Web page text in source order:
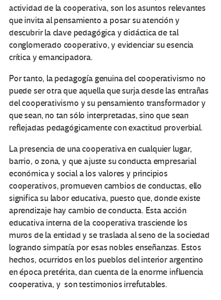
actividad de la cooperativa, son los asuntos relevantes
que invita al pensamiento a posar su atención y
descubrir la clave pedagógica y didáctica de tal
conglomerado cooperativo, y evidenciar su esencia
crítica y emancipadora.
Por tanto, la pedagogía genuina del cooperativismo no
puede ser otra que aquella que surja desde las entrañas
del cooperativismo y su pensamiento transformador y
que sean, no tan sólo interpretadas, sino que sean
reflejadas pedagógicamente con exactitud proverbial.
La presencia de una cooperativa en cualquier lugar,
barrio, o zona, y que ajuste su conducta empresarial
económica y social a los valores y principios
cooperativos, promueven cambios de conductas, ello
significa su labor educativa, puesto que, donde existe
aprendizaje hay cambio de conducta. Esta acción
educativa interna de la cooperativa trasciende los
muros de la entidad y se traslada al seno de la sociedad
logrando simpatía por esas nobles enseñanzas. Estos
hechos, ocurridos en los pueblos del interior argentino
en época pretérita, dan cuenta de la enorme influencia
cooperativa, y son testimonios irrefutables.